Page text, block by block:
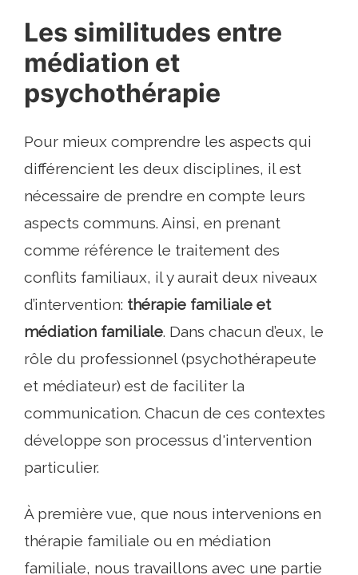
Les similitudes entre
médiation et
psychothérapie
Pour mieux comprendre les aspects qui
différencient les deux disciplines, il est
nécessaire de prendre en compte leurs
aspects communs. Ainsi, en prenant
comme référence le traitement des
conflits familiaux, il y aurait deux niveaux
d’intervention: thérapie familiale et
médiation familiale. Dans chacun d’eux, le
rôle du professionnel (psychothérapeute
et médiateur) est de faciliter la
communication. Chacun de ces contextes
développe son processus d'intervention
particulier.
À première vue, que nous intervenions en
thérapie familiale ou en médiation
familiale, nous travaillons avec une partie